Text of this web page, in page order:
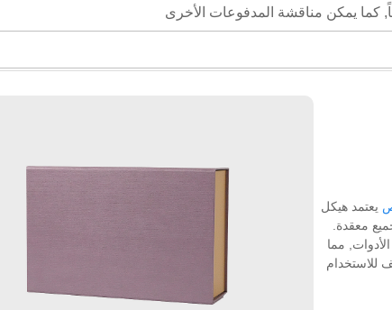
يعتمد هيكل
معقدة.
مما
للاستخدام